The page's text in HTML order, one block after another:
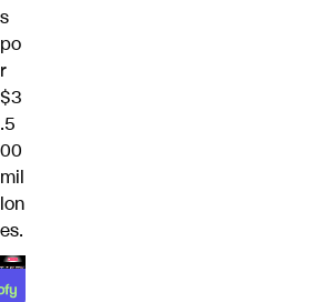
s
po
r
$3
.5
00
mil
lon
es.